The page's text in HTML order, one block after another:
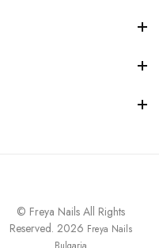
© Freya Nails All Rights
Reserved. 2026 Freya Nails